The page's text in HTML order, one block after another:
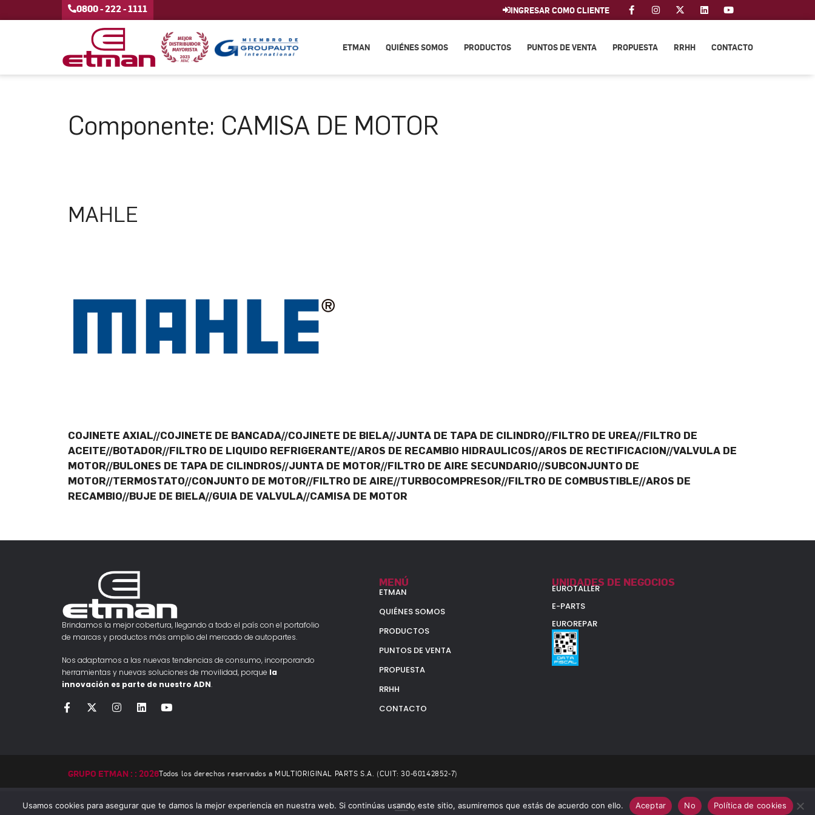
0800 - 222 - 1111 INGRESAR COMO CLIENTE
ETMAN QUIÉNES SOMOS PRODUCTOS PUNTOS DE VENTA PROPUESTA RRHH CONTACTO
Componente: CAMISA DE MOTOR
MAHLE
COJINETE AXIAL//COJINETE DE BANCADA//COJINETE DE BIELA//JUNTA DE TAPA DE CILINDRO//FILTRO DE UREA//FILTRO DE
ACEITE//BOTADOR//FILTRO DE LIQUIDO REFRIGERANTE//AROS DE RECAMBIO HIDRAULICOS//AROS DE RECTIFICACION//VALVULA DE
MOTOR//BULONES DE TAPA DE CILINDROS//JUNTA DE MOTOR//FILTRO DE AIRE SECUNDARIO//SUBCONJUNTO DE
MOTOR//TERMOSTATO//CONJUNTO DE MOTOR//FILTRO DE AIRE//TURBOCOMPRESOR//FILTRO DE COMBUSTIBLE//AROS DE
RECAMBIO//BUJE DE BIELA//GUIA DE VALVULA//CAMISA DE MOTOR
Brindamos la mejor cobertura, llegando a todo el país con el portafolio
de marcas y productos más amplio del mercado de autopartes.
Nos adaptamos a las nuevas tendencias de consumo, incorporando
herramientas y nuevas soluciones de movilidad, porque la
innovación es parte de nuestro ADN.
MENÚ
ETMAN
QUIÉNES SOMOS
PRODUCTOS
PUNTOS DE VENTA
PROPUESTA
RRHH
CONTACTO
UNIDADES DE NEGOCIOS
EUROTALLER
E-PARTS
EUROREPAR
GRUPO ETMAN : : 2026Todos los derechos reservados a MULTIORIGINAL PARTS S.A. (CUIT: 30-60142852-7)
Usamos cookies para asegurar que te damos la mejor experiencia en nuestra web. Si continúas usando este sitio, asumiremos que estás de acuerdo con ello. Aceptar No Política de cookies